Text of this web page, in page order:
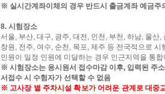
※ 실시간계좌이체의 경우 반드시 출금계좌 예금주
8. 시험장소
서울, 부산, 대구, 광주, 대전 , 인천 , 부천 , 하남, 울산,
창원 , 전주, 여수, 순천 , 목포, 제주 등 전국적으로 시
인원이 일정 인원에 미달하는 경우 인근지역을 통
※ 시험장소는 응시원서 접수마감 이후, 입력된 주
서접수 시 수험자가 선택할 수 없음
※ 고사장 별 주차시설 확보가 어려운 관계로 대중